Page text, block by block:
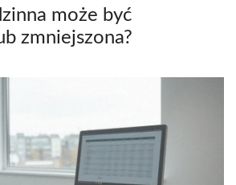
może być
zmniejszona?